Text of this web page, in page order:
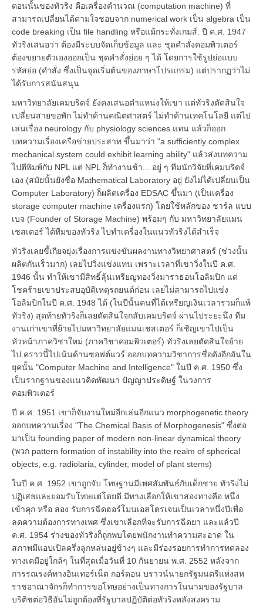
ตอนนั้นของทัวริง คือเครื่องคำนวณ (computation machine) ที่
สามารถเปลี่ยนได้ตามใจชอบจาก numerical work เป็น algebra เป็น
code breaking เป็น file handling หรือแม้กระทั่งเกมส์. ปี ค.ศ. 1947
ทัวริงเสนอว่า ต้องมีระบบจัดเก็บข้อมูล และ ชุดคำสั่งคอมพิวเตอร์
ต้องขยายตัวเองออกเป็น ชุดคำสั่งย่อย ๆ ได้ โดยการใช้รูปย่อแบบ
รหัสย่อ (คำสั่ง ซึ่งเป็นจุดเริ่มต้นของภาษาโปรแกรม) แต่ปรากฏว่าไม่
ได้รับการสนันสนุน
มหาวิทยาลัยเคมบริดจ์ ยังคงเสนอตำแหน่งให้เขา แต่ทัวริงตัดสินใจ
เปลี่ยนสายขอพัก ไม่ทำด้านคณิตศาสตร์ ไม่ทำด้านเทคโนโลยี แต่ไป
เล่นเรื่อง neurology กับ physiology sciences แทน แล้วก็ออก
บทความเรื่องเครือข่ายประสาท ขึ้นมาว่า "a sufficiently complex
mechanical system could exhibit learning ability" แล้วส่งบทความ
ไปตีพิมพ์กับ NPL แต่ NPL ก็ทำงานช้า... อยู่ ๆ ทีมนักวิจัยที่เคมบริดจ์
เอง (สมัยนั้นยังชื่อ Mathematical Laboratory อยู่ ยังไม่ได้เปลี่ยนเป็น
Computer Laboratory) ก็ผลิตเครื่อง EDSAC ขึ้นมา (เป็นเครื่อง
storage computer machine เครื่องแรก) โดยใช้หลักของ ชาร์ล แบบ
เบจ (Founder of Storage Machine) พร้อมๆ กับ มหาวิทยาลัยแมน
เชสเตอร์ ได้ทีมของทัวริง ไปทำเครื่องในแนวทัวริงได้สำเร็จ
ทัวริงเลยขี้เกียจยุ่งเรื่องการแข่งขันผลงานทางวิทยาศาสตร์ (ช่วงนั้น
ผลิตกันเร็วมาก) เลยไปวิ่งแข่งแทน เพราะเวลาที่เขาวิ่งในปี ค.ศ.
1946 นั้น ทำให้เขามีสิทธิ์ลุ้นเหรียญทองวิ่งมาราธอนโอลิมปิก แต่
โชคร้ายเขาประสบอุบัติเหตุรถยนต์ก่อน เลยไม่สามารถไปแข่ง
โอลิมปิกในปี ค.ศ. 1948 ได้ (ในปีนั้นคนที่ได้เหรียญเงินเวลารวมก็แพ้
ทัวริง) สุดท้ายทัวริงก็เลยตัดสินใจกลับเคมบริดจ์ ผ่านไประยะนึง ทีม
งานเก่าเขาที่ย้ายไปมหาวิทยาลัยแมนเชสเตอร์ ก็เชิญเขาไปเป็น
หัวหน้าภาควิชาใหม่ (ภาควิชาคอมพิวเตอร์) ทัวริงเลยตัดสินใจย้าย
ไป คราวนี้ไปเน้นด้านซอฟต์แวร์ ออกบทความวิชาการชื่อดังอีกอันใน
ยุคนั้น "Computer Machine and Intelligence" ในปี ค.ศ. 1950 ซึ่ง
เป็นรากฐานของแนวคิดพัฒนา ปัญญาประดิษฐ์ ในวงการ
คอมพิวเตอร์
ปี ค.ศ. 1951 เขาก็จับงานใหม่อีกเล่นอีกแนว morphogenetic theory
ออกบทความเรื่อง "The Chemical Basis of Morphogenesis" ซึ่งต่อ
มาเป็น founding paper of modern non-linear dynamical theory
(พวก pattern formation of instability into the realm of spherical
objects, e.g. radiolaria, cylinder, model of plant stems)
ในปี ค.ศ. 1952 เขาถูกจับ โทษฐานมีเพศสัมพันธ์กับเด็กชาย ทัวริงไม่
ปฏิเสธและยอมรับโทษแต่โดยดี มีทางเลือกให้เขาสองทางคือ หนึ่ง
เข้าคุก หรือ สอง รับการฉีดฮอร์โมนเอสโตรเจนเป็นเวลาหนึ่งปีเพื่อ
ลดความต้องการทางเพศ ซึ่งเขาเลือกที่จะรับการฉีดยา และแล้วปี
ค.ศ. 1954 ร่างของทัวริงก็ถูกพบโดยพนักงานทำความสะอาด ใน
สภาพมีแอปเปิลครึ่งลูกหล่นอยู่ข้างๆ และมีร่องรอยการทำการทดลอง
ทางเคมีอยู่ใกล้ๆ ในที่สุดเมื่อวันที่ 10 กันยายน พ.ศ. 2552 หลังจาก
การรณรงค์ทางอินเทอร์เน็ต กอร์ดอน บราวน์นายกรัฐมนตรีแห่งสห
ราชอาณาจักรก็ทำการขอโทษอย่างเป็นทางการในนามของรัฐบาล
บริติชต่อวิธีอันไม่ถูกต้องที่รัฐบาลปฏิบัติต่อทัวริงหลังสงคราม